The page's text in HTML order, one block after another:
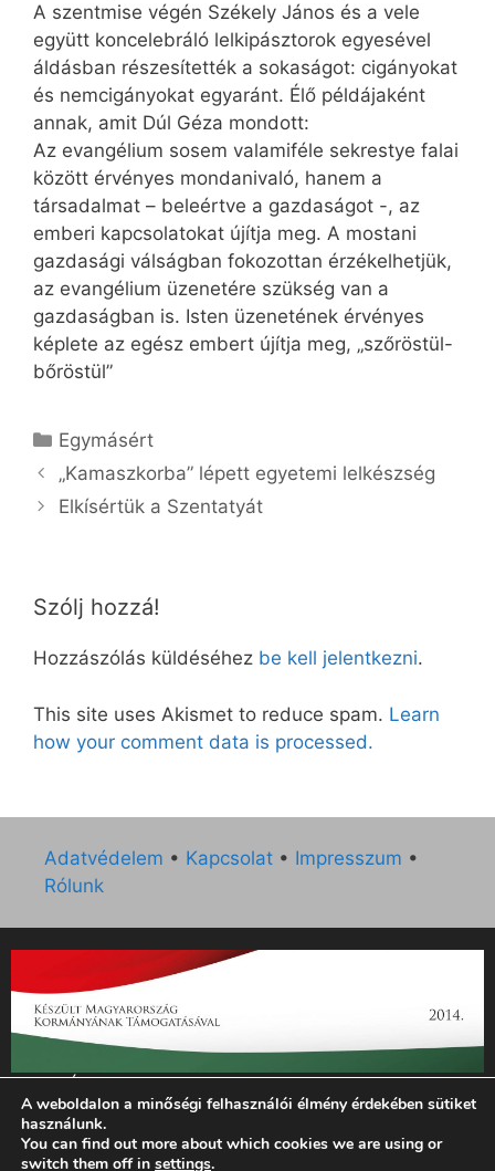
A szentmise végén Székely János és a vele
együtt koncelebráló lelkipásztorok egyesével
áldásban részesítették a sokaságot: cigányokat
és nemcigányokat egyaránt. Élő példájaként
annak, amit Dúl Géza mondott:
Az evangélium sosem valamiféle sekrestye falai
között érvényes mondanivaló, hanem a
társadalmat – beleértve a gazdaságot -, az
emberi kapcsolatokat újítja meg. A mostani
gazdasági válságban fokozottan érzékelhetjük,
az evangélium üzenetére szükség van a
gazdaságban is. Isten üzenetének érvényes
képlete az egész embert újítja meg, „szőröstül-
bőröstül”
Kategória
Egymásért
„Kamaszkorba” lépett egyetemi lelkészség
Elkísértük a Szentatyát
Szólj hozzá!
Hozzászólás küldéséhez be kell jelentkezni.
This site uses Akismet to reduce spam. Learn
how your comment data is processed.
Adatvédelem • Kapcsolat • Impresszum •
Rólunk
„Az Új Ember katolikus hetilap 2014. évi működésének
támogatását az EGYH-KCP-14-P-0121 sz. támogatási
szerződés keretében 3 000 000 Ft összegben támogatta az
Emberi Erőforrások Minisztériuma.”
A weboldalon a minőségi felhasználói élmény érdekében sütiket
használunk.
You can find out more about which cookies we are using or
switch them off in settings.